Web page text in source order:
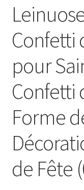
Confetti
pour
Confetti
Forme
de Fête